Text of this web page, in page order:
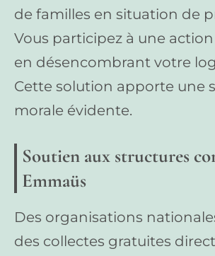
de familles en situation de
Vous participez à une
en désencombrant votre
Cette solution apporte une
morale évidente.
Soutien aux structures
Emmaüs
Des organisations
des collectes gratuites